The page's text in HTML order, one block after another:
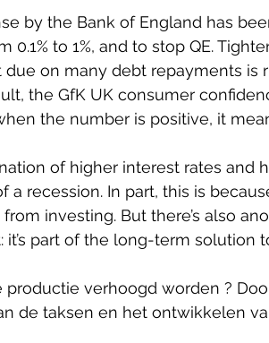
by the Bank of England has
0.1% to 1%, and to stop QE.
due on many debt repayments is
the GfK UK consumer
the number is positive, it
of higher interest rates and
a recession. In part, this is
from investing. But there’s also
it’s part of the long-term solution
productie verhoogd worden ?
de taksen en het ontwikkelen